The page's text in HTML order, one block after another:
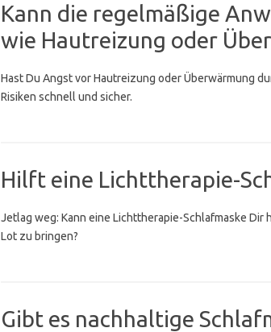
Kann die regelmäßige
wie Hautreizung oder
Hast Du Angst vor Hautreizung oder Überwärmung
Risiken schnell und sicher.
Hilft eine Lichttherapie-
Jetlag weg: Kann eine Lichttherapie-Schlafmaske
Lot zu bringen?
Gibt es nachhaltige